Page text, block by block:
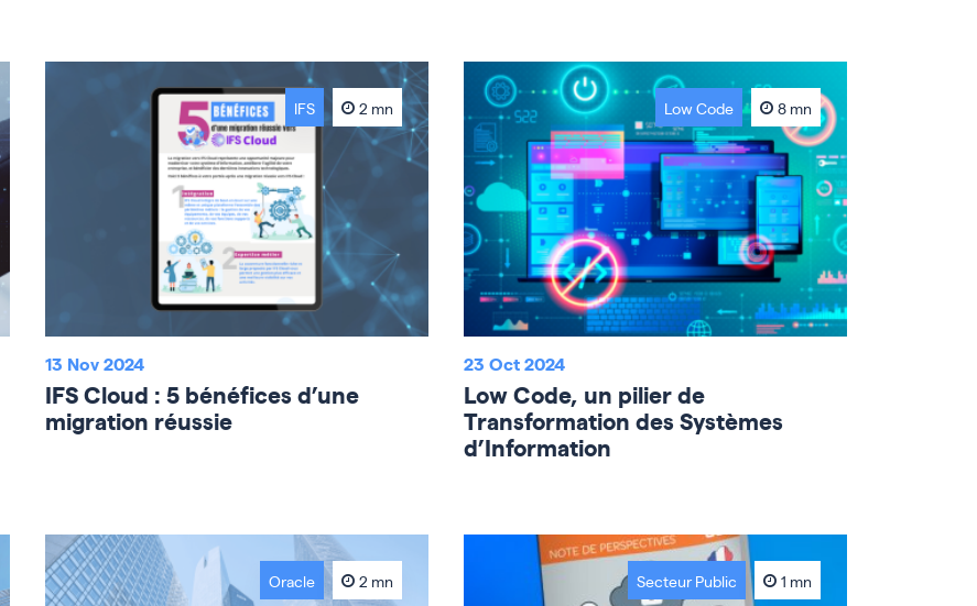
IFS 2 mn
13 Nov 2024
IFS Cloud : 5 bénéfices d’une
migration réussie
Low Code 8 mn
23 Oct 2024
Low Code, un pilier de
Transformation des Systèmes
d’Information
Oracle 2 mn Secteur Public 1 mn